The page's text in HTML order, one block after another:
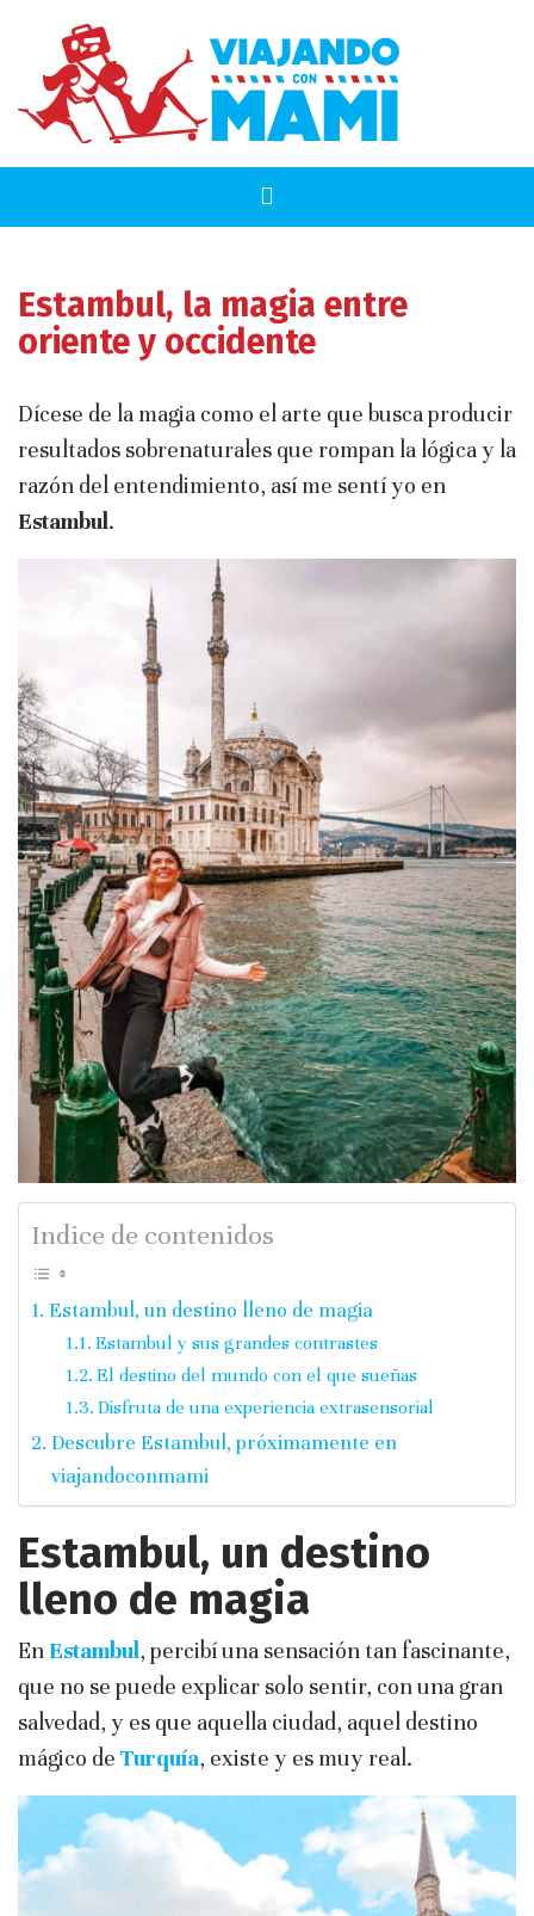
Estambul, la magia entre
oriente y occidente
Dícese de la magia como el arte que busca producir
resultados sobrenaturales que rompan la lógica y la
razón del entendimiento, así me sentí yo en
Estambul.
Indice de contenidos
Estambul, un destino lleno de magia
Estambul y sus grandes contrastes
El destino del mundo con el que sueñas
Disfruta de una experiencia extrasensorial
Descubre Estambul, próximamente en
viajandoconmami
Estambul, un destino
lleno de magia
En Estambul, percibí una sensación tan fascinante,
que no se puede explicar solo sentir, con una gran
salvedad, y es que aquella ciudad, aquel destino
mágico de Turquía, existe y es muy real.